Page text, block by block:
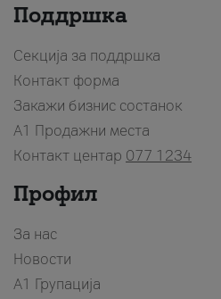
Поддршка
Секција за поддршка
Контакт форма
Закажи бизнис состанок
A1 Продажни места
Контакт центар 077 1234
Профил
За нас
Новости
А1 Групација